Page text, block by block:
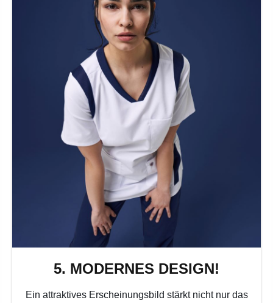
5. MODERNES DESIGN!
Ein attraktives Erscheinungsbild stärkt nicht nur das